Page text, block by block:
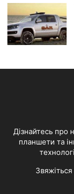
Дізнайтесь про
планшети та